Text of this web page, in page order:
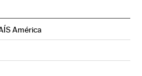
América
Instagram
en Facebook